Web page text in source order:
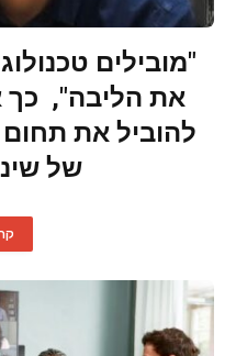
"מובילים
את הליבה", כך
של